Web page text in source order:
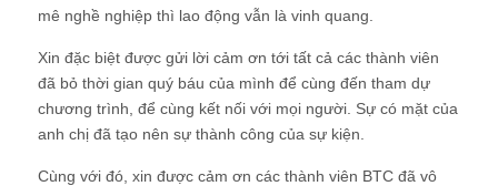
mê nghề nghiệp thì lao động vẫn là vinh quang.
Xin đặc biệt được gửi lời cảm ơn tới tất cả các thành viên
đã bỏ thời gian quý báu của mình để cùng đến tham dự
chương trình, để cùng kết nối với mọi người. Sự có mặt của
anh chị đã tạo nên sự thành công của sự kiện.
Cùng với đó, xin được cảm ơn các thành viên BTC đã vô